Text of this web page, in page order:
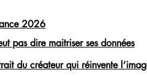
2026
pas dire maitriser ses données
du créateur qui réinvente